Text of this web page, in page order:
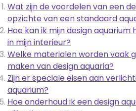
Wat zijn de voordelen van een
opzichte van een standaard
Hoe kan ik mijn design
in mijn interieur?
Welke materialen worden vaak
maken van design aquaria?
Zijn er speciale eisen aan
aquarium?
Hoe onderhoud ik een design